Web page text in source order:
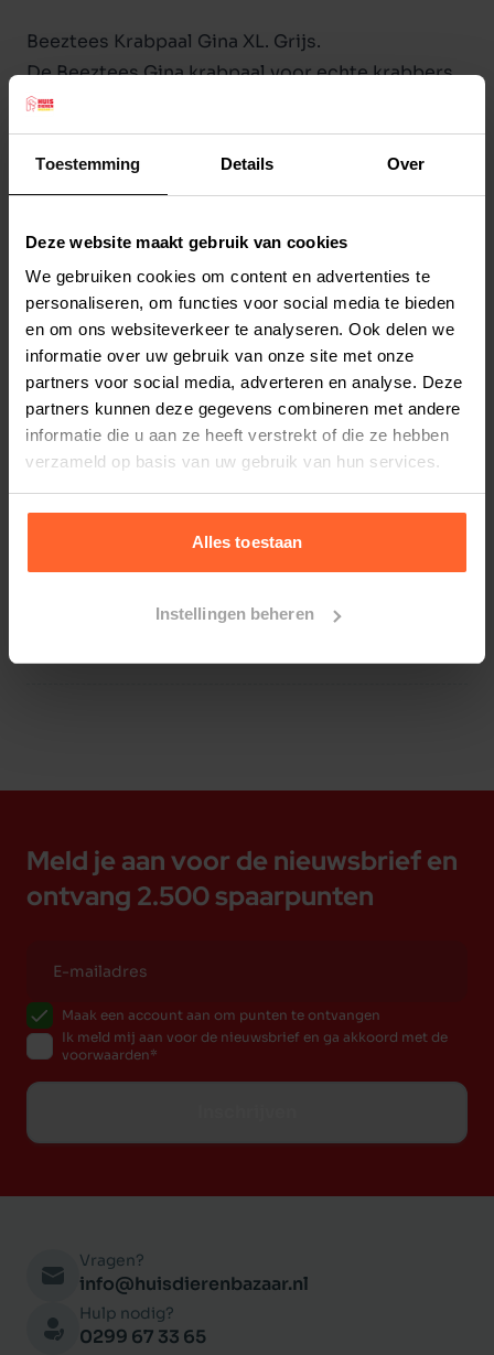
Toestemming Details Over
Deze website maakt gebruik van cookies
We gebruiken cookies om content en advertenties te
personaliseren, om functies voor social media te bieden
en om ons websiteverkeer te analyseren. Ook delen we
informatie over uw gebruik van onze site met onze
partners voor social media, adverteren en analyse. Deze
partners kunnen deze gegevens combineren met andere
informatie die u aan ze heeft verstrekt of die ze hebben
verzameld op basis van uw gebruik van hun services.
Alles toestaan
Instellingen beheren
Beeztees Krabpaal Gina XL. Grijs.
De Beeztees Gina krabpaal voor echte krabbers.
Deze moderne krabpaal heeft een sisalstam en is
zowel op de bodemplaat als aan de bovenkant
afgewerkt met pluche. Afmeting: 40 x 40 x 90
cm.
Productspecificaties
Stel uw bestelherinnering in:(2 weken)
Elke
2 weken
Elke
Elke
6 weken
Elke
8 weken
Elke
10 weken
Elke
12 weken
Bestelherinnering instellen
Meld je aan voor de nieuwsbrief en
ontvang 2.500 spaarpunten
Maak een account aan om punten te ontvangen
Ik meld mij aan voor de nieuwsbrief en ga akkoord met de
voorwaarden
Vragen?
info@huisdierenbazaar.nl
Hulp nodig?
0299 67 33 65